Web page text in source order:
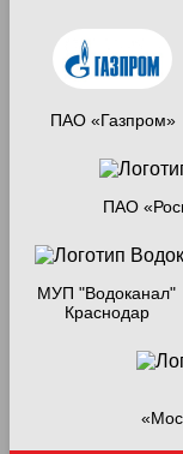
ПАО «Газпром»
ПАО
МУП "Водоканал"
Краснодар